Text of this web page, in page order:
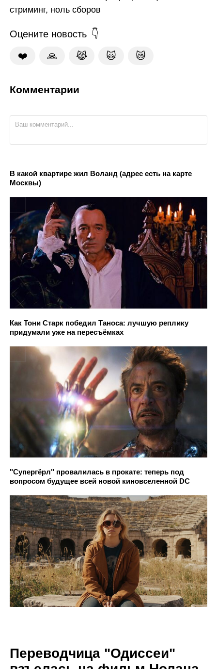
стриминг, ноль сборов
Оцените новость
❤️ 🙏 😹 🙀 😿
Комментарии
В какой квартире жил Воланд (адрес есть на карте
Москвы)
Как Тони Старк победил Таноса: лучшую реплику
придумали уже на пересъёмках
"Супергёрл" провалилась в прокате: теперь под
вопросом будущее всей новой киновселенной DC
Переводчица "Одиссеи"